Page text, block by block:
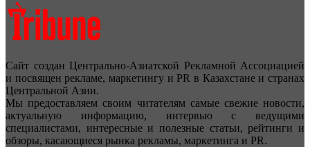
Сайт создан Центрально-Азиатской Рекламной Ассоциацией
и посвящен рекламе, маркетингу и PR в Казахстане и странах
Центральной Азии.
Мы предоставляем своим читателям самые свежие новости,
актуальную информацию, интервью с ведущими
специалистами, интересные и полезные статьи, рейтинги и
обзоры, касающиеся рынка рекламы, маркетинга и PR.